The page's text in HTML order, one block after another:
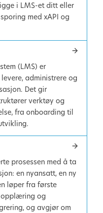
i LMS-et ditt eller
med xAPI og
(LMS) er
administrere og
Det gir
verktøy og
fra onboarding til
prosessen med å ta
en nyansatt, en ny
løper fra første
og
og avgjør om